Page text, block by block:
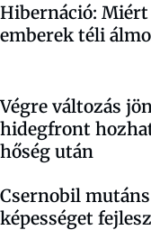
Hibernáció:
emberek téli
Végre változás
hidegfront
hőség után
Csernobil
képességet